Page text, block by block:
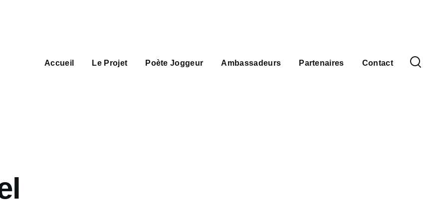
Accueil Le Projet Poète Joggeur Ambassadeurs Partenaires Contact